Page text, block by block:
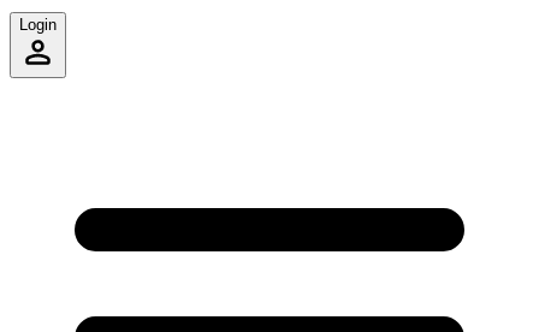
Login